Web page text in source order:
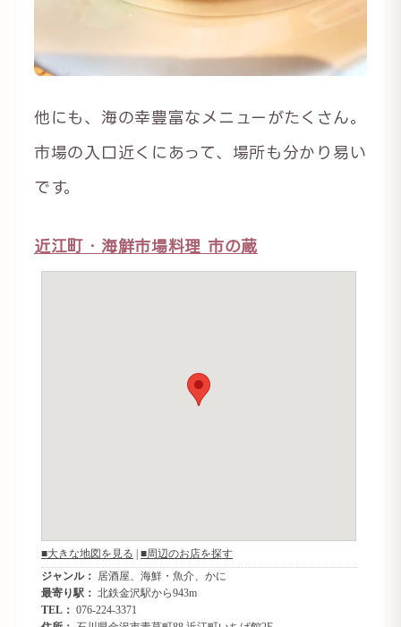
他にも、海の幸豊富なメニューがたくさん。
市場の入口近くにあって、場所も分かり易い
です。
近江町・海鮮市場料理 市の蔵